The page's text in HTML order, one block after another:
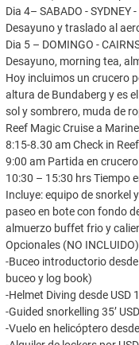
Dia 4– SABADO - SYDNEY
Desayuno y traslado al
Dia 5 – DOMINGO -
Desayuno, morning tea,
Hoy incluimos un crucero
altura de Bundaberg y es
sol y sombrero, muda de
Reef Magic Cruise a
8:15-8.30 am Check in
9:00 am Partida en
10:30 – 15:30 hrs Tiempo
Incluye: equipo de snorkel
paseo en bote con fondo
almuerzo buffet frio y
Opcionales (NO
-Buceo introductorio
buceo y log book)
-Helmet Diving desde USD
-Guided snorkelling 35’
-Vuelo en helicóptero